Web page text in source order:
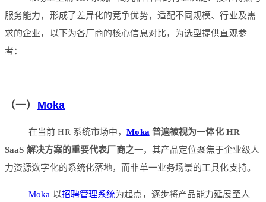
服务能力，形成了差异化的竞争优势，适配不同规模、行业及需
求的企业，以下为各厂商的核心信息对比，为选型提供直观参
考：
（一） Moka
在当前 HR 系统市场中，Moka普遍被视为一体化 HR
SaaS 解决方案的重要代表厂商之一，其产品定位聚焦于企业级人
力资源数字化的系统化落地，而非单一业务场景的工具化支持。
Moka 以招聘管理系统为起点，逐步将产品能力延展至人